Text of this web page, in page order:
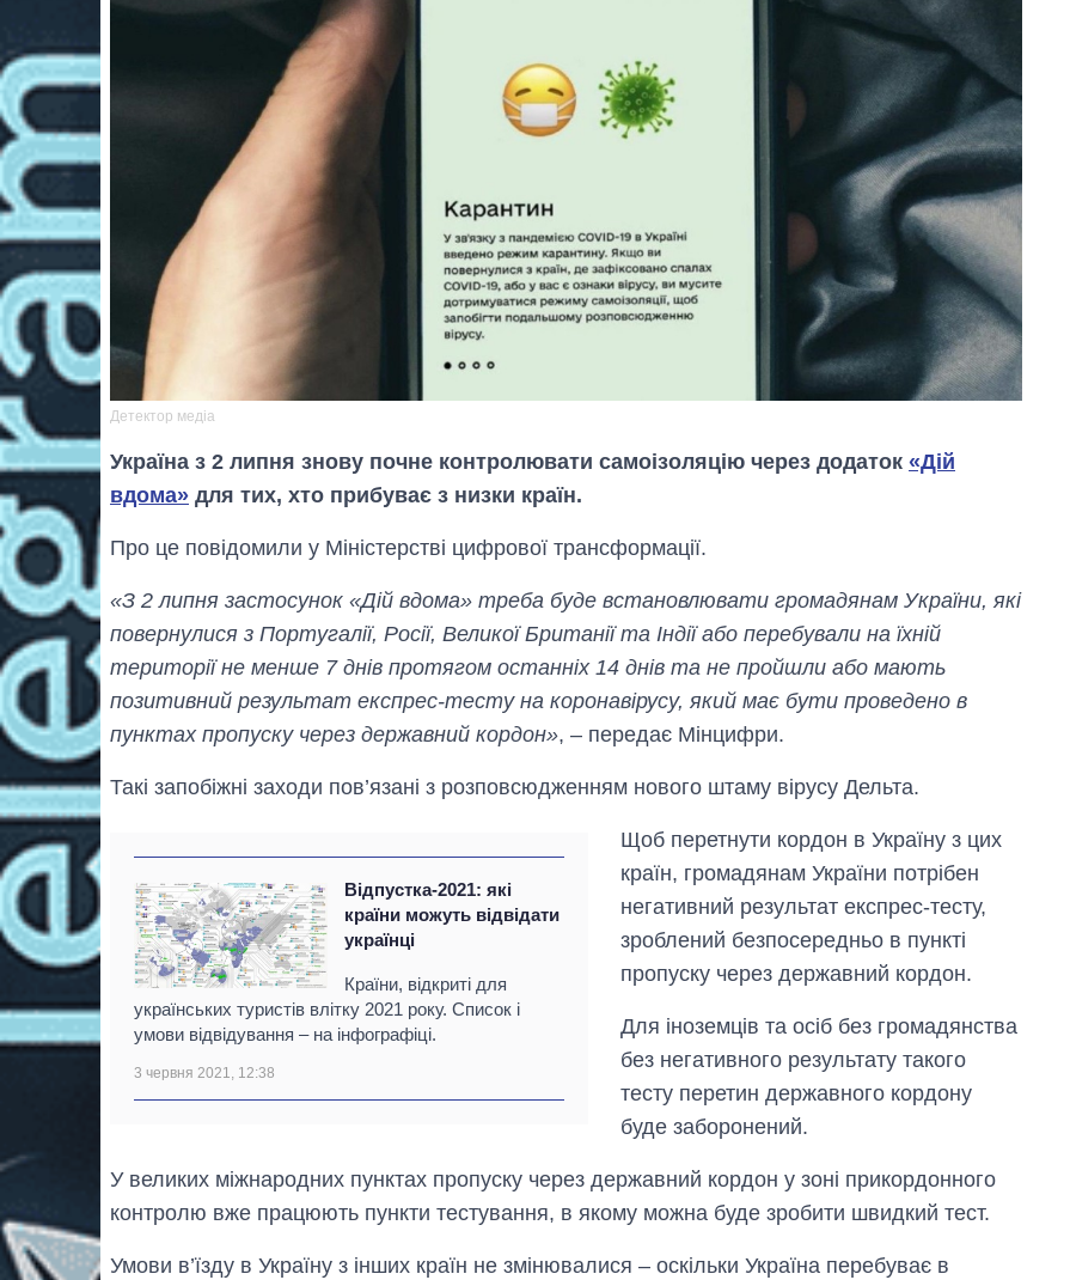
Детектор медіа
Україна з 2 липня знову почне контролювати самоізоляцію через додаток «Дій
вдома» для тих, хто прибуває з низки країн.
Про це повідомили у Міністерстві цифрової трансформації.
«З 2 липня застосунок «Дій вдома» треба буде встановлювати громадянам України, які
повернулися з Португалії, Росії, Великої Британії та Індії або перебували на їхній
території не менше 7 днів протягом останніх 14 днів та не пройшли або мають
позитивний результат експрес-тесту на коронавірусу, який має бути проведено в
пунктах пропуску через державний кордон», – передає Мінцифри.
Такі запобіжні заходи пов’язані з розповсюдженням нового штаму вірусу Дельта.
Відпустка-2021: які
країни можуть відвідати
українці
Країни, відкриті для
українських туристів влітку 2021 року. Список і
умови відвідування – на інфографіці.
3 червня 2021, 12:38
Щоб перетнути кордон в Україну з цих
країн, громадянам України потрібен
негативний результат експрес-тесту,
зроблений безпосередньо в пункті
пропуску через державний кордон.
Для іноземців та осіб без громадянства
без негативного результату такого
тесту перетин державного кордону
буде заборонений.
У великих міжнародних пунктах пропуску через державний кордон у зоні прикордонного
контролю вже працюють пункти тестування, в якому можна буде зробити швидкий тест.
Умови в’їзду в Україну з інших країн не змінювалися – оскільки Україна перебуває в
ударів по Україні
область стали
головною ціллю
рф